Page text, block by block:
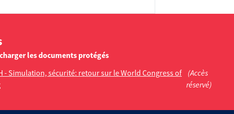
les documents protégés
- Simulation, sécurité: retour sur le World Congress of
(Accès
réservé)